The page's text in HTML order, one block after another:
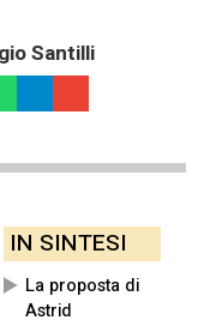
Santilli
IN SINTESI
La proposta di
Astrid